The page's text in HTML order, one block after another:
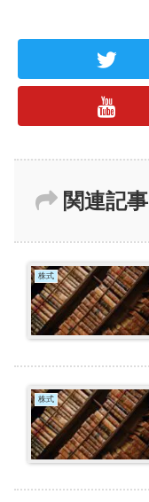
関連記事
株式
株式